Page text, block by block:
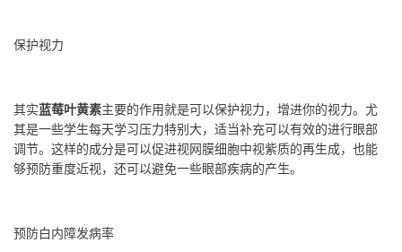
保护视力
其实蓝莓叶黄素主要的作用就是可以保护视力，增进你的视力。尤
其是一些学生每天学习压力特别大，适当补充可以有效的进行眼部
调节。这样的成分是可以促进视网膜细胞中视紫质的再生成，也能
够预防重度近视，还可以避免一些眼部疾病的产生。
预防白内障发病率